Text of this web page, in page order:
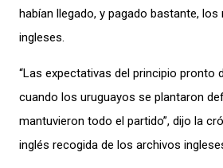
habían llegado, y pagado bastante,
ingleses.
“Las expectativas del principio pronto
cuando los uruguayos se plantaron
mantuvieron todo el partido”, dijo la
inglés recogida de los archivos